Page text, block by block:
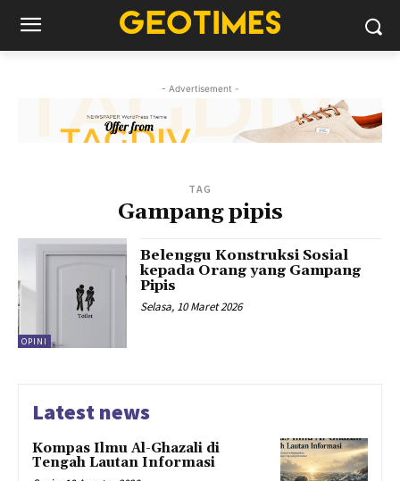
- Advertisement -
TAG
Gampang pipis
OPINI
Belenggu Konstruksi Sosial
kepada Orang yang Gampang
Pipis
Selasa, 10 Maret 2026
Latest news
Kompas Ilmu Al-Ghazali di
Tengah Lautan Informasi